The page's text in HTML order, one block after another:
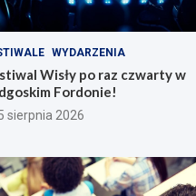
WYDARZENIA
Wisły po raz czwarty w
Fordonie!
sierpnia 2026